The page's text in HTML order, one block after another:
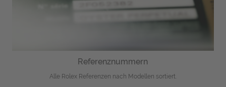
Referenznummern
Alle Rolex Referenzen nach Modellen sortiert.